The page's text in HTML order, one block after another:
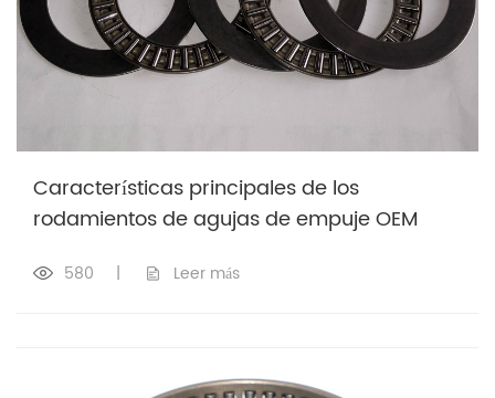
Características principales de los
rodamientos de agujas de empuje OEM
580 | Leer más